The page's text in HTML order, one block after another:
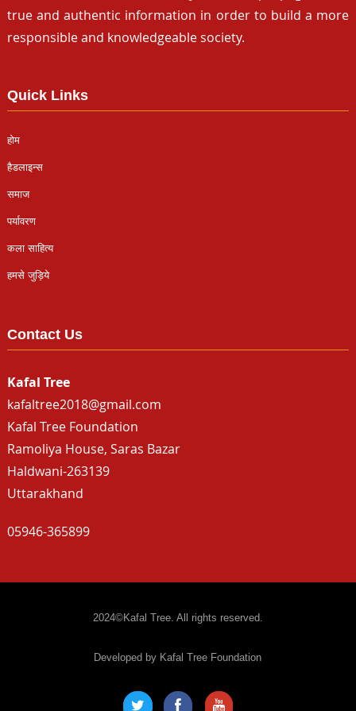
true and authentic information in order to build a more
responsible and knowledgeable society.
Quick Links
होम
हैडलाइन्स
समाज
पर्यावरण
कला साहित्य
हमसे जुड़िये
Contact Us
Kafal Tree
kafaltree2018@gmail.com
Kafal Tree Foundation
Ramoliya House, Saras Bazar
Haldwani-263139
Uttarakhand
05946-365899
2024©Kafal Tree. All rights reserved.
Developed by Kafal Tree Foundation